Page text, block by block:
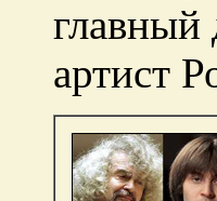
артист